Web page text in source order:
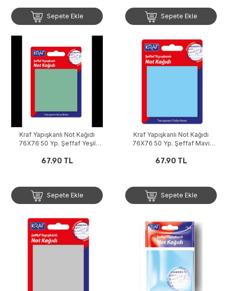
Sepete Ekle Sepete Ekle
Kraf Yapışkanlı Not Kağıdı
76X76 50 Yp. Şeffaf Yeşil
67.90 TL
Sepete Ekle
Kraf Yapışkanlı Not Kağıdı
76X76 50 Yp. Şeffaf Mavi
67.90 TL
Sepete Ekle